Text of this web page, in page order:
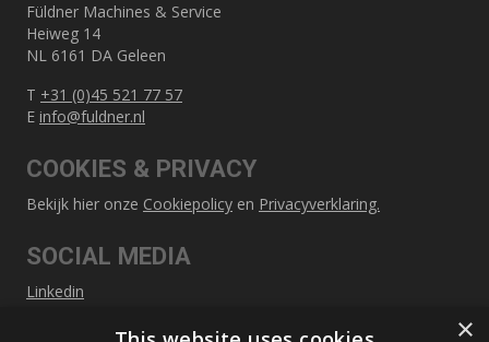
Füldner Machines & Service
Heiweg 14
NL 6161 DA Geleen
T +31 (0)45 521 77 57
E info@fuldner.nl
COOKIES & PRIVACY
Bekijk hier onze Cookiepolicy en Privacyverklaring.
SOCIAL MEDIA
Linkedin
×